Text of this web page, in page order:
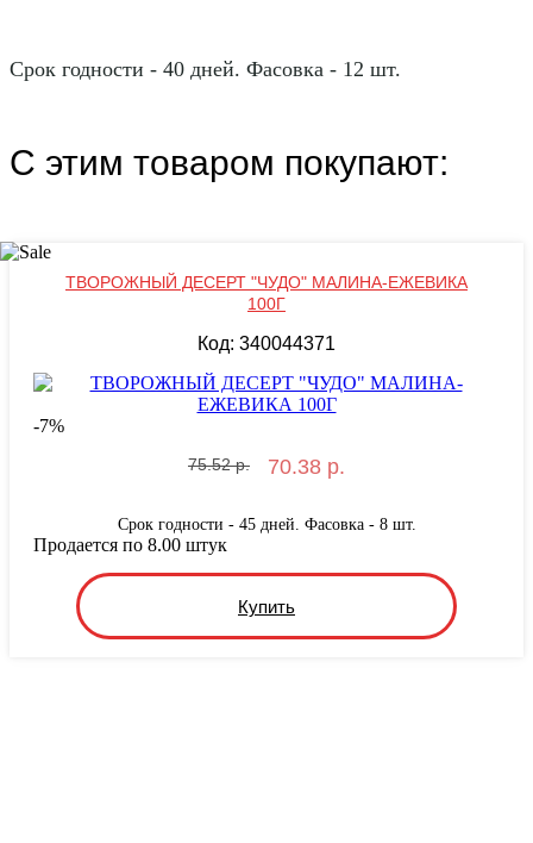
Срок годности - 40 дней. Фасовка - 12 шт.
С этим товаром покупают:
ТВОРОЖНЫЙ ДЕСЕРТ "ЧУДО" МАЛИНА-ЕЖЕВИКА
100Г
Код: 340044371
-7%
75.52 р. 70.38 р.
Срок годности - 45 дней. Фасовка - 8 шт.
Купить
Продается по 8.00 штук